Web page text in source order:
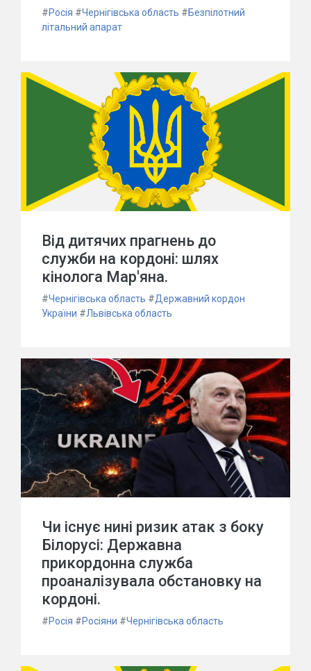
#Росія #Чернігівська область #Безпілотний
літальний апарат
Від дитячих прагнень до
служби на кордоні: шлях
кінолога Мар'яна.
#Чернігівська область #Державний кордон
України #Львівська область
Чи існує нині ризик атак з боку
Білорусі: Державна
прикордонна служба
проаналізувала обстановку на
кордоні.
#Росія #Росіяни #Чернігівська область